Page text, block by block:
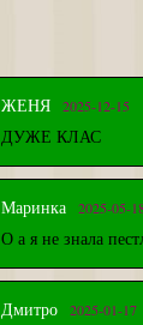
ЖЕНЯ 2025-12-15
ДУЖЕ КЛАС
Маринка 2025-05-
О а я не знала
Дмитро 2025-01-17